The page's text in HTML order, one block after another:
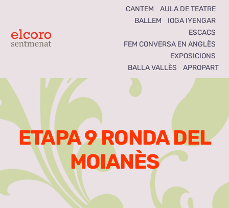
content
Toggle
Notícies
Seccions
El Coro som tots
CANTEM
AULA DE TEATRE
BALLEM
IOGA IYENGAR
ESCACS
FEM CONVERSA EN ANGLÈS
EXPOSICIONS
BALLA VALLÈS
APROPART
ETAPA 9 RONDA DEL
MOIANÈS